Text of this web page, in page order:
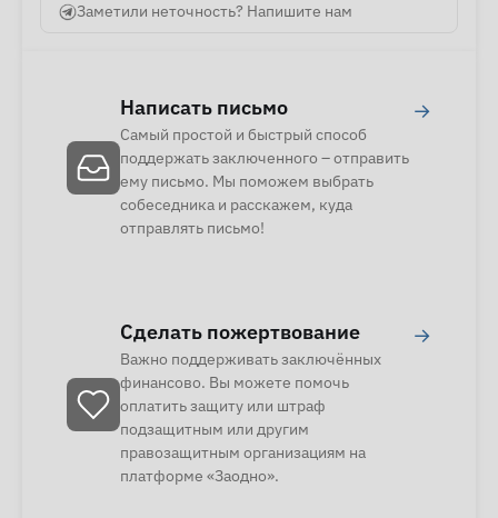
Заметили неточность? Напишите нам
Написать письмо
Самый простой и быстрый способ
поддержать заключенного – отправить
ему письмо. Мы поможем выбрать
собеседника и расскажем, куда
отправлять письмо!
→
Сделать пожертвование
Важно поддерживать заключённых
финансово. Вы можете помочь
оплатить защиту или штраф
подзащитным или другим
правозащитным организациям на
платформе «Заодно».
→